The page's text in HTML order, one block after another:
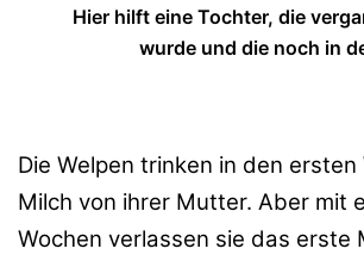
Hier hilft eine Tochter, die
wurde und die noch in
Die Welpen trinken in den ersten
Milch von ihrer Mutter. Aber mit
Wochen verlassen sie das erste